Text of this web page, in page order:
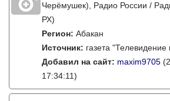
Черёмушек), Радио России /
РХ)
Регион: Абакан
Источник: газета
Добавил на сайт: maxim9705
17:34:11)